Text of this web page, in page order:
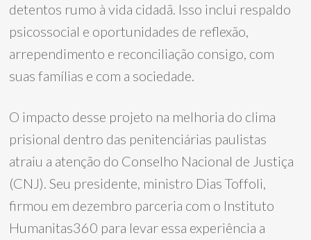
detentos rumo à vida cidadã. Isso inclui respaldo
psicossocial e oportunidades de reflexão,
arrependimento e reconciliação consigo, com
suas famílias e com a sociedade.
O impacto desse projeto na melhoria do clima
prisional dentro das penitenciárias paulistas
atraiu a atenção do Conselho Nacional de Justiça
(CNJ). Seu presidente, ministro Dias Toffoli,
firmou em dezembro parceria com o Instituto
Humanitas360 para levar essa experiência a